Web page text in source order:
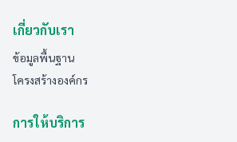
เกี่ยวกับเรา
ข้อมูลพื้นฐาน
โครงสร้างองค์กร
การให้บริการ